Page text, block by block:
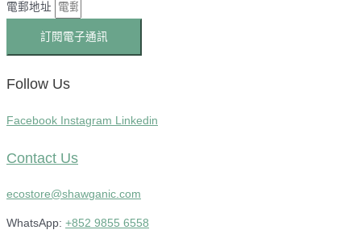
電郵地址
訂閱電子通訊
Follow Us
Facebook Instagram Linkedin
Contact Us
ecostore@shawganic.com
WhatsApp: +852 9855 6558